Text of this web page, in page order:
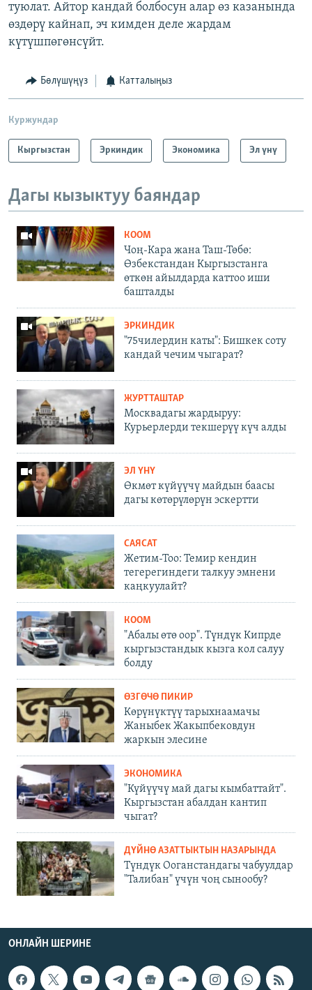
туюлат. Айтор кандай болбосун алар өз казанында
өздөрү кайнап, эч кимден деле жардам
күтүшпөгөнсүйт.
Бөлүшүңүз Катталыңыз
Куржундар
Кыргызстан Эркиндик Экономика Эл үнү
Дагы кызыктуу баяндар
КООМ
Чоң-Кара жана Таш-Төбө:
Өзбекстандан Кыргызстанга
өткөн айылдарда каттоо иши
башталды
ЭРКИНДИК
"75чилердин каты": Бишкек соту
кандай чечим чыгарат?
ЖУРТТАШТАР
Москвадагы жардыруу:
Курьерлерди текшерүү күч алды
ЭЛ ҮНҮ
Өкмөт күйүүчү майдын баасы
дагы көтөрүлөрүн эскертти
САЯСАТ
Жетим-Тоо: Темир кендин
тегерегиндеги талкуу эмнени
каңкуулайт?
КООМ
"Абалы өтө оор". Түндүк Кипрде
кыргызстандык кызга кол салуу
болду
ӨЗГӨЧӨ ПИКИР
Көрүнүктүү тарыхнаамачы
Жаныбек Жакыпбековдун
жаркын элесине
ЭКОНОМИКА
"Күйүүчү май дагы кымбаттайт".
Кыргызстан абалдан кантип
чыгат?
ДҮЙНӨ АЗАТТЫКТЫН НАЗАРЫНДА
Түндүк Ооганстандагы чабуулдар
"Талибан" үчүн чоң сынообу?
ОНЛАЙН ШЕРИНЕ